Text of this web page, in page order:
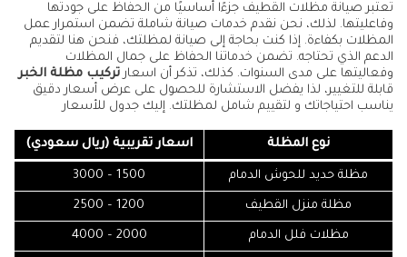
تعتبر صيانة مظلات القطيف جزءًا أساسيًا من الحفاظ على جودتها
وفاعليتها. لذلك، نحن نقدم خدمات صيانة شاملة تضمن استمرار عمل
المظلات بكفاءة. إذا كنت بحاجة إلى صيانة لمظلتك، فنحن هنا لتقديم
الدعم الذي تحتاجه. تضمن خدماتنا الحفاظ على جمال المظلات
وفعاليتها على مدى السنوات. كذلك، تذكر أن اسعار تركيب مظلة الخبر
قابلة للتغيير، لذا يفضل الاستشارة للحصول على عرض أسعار دقيق
يناسب احتياجاتك و لتقييم شامل لمظلتك. إليك جدول للأسعار
نوع المظلة اسعار تقريبية (ريال سعودي)
مظلة حديد للحوش الدمام 1500 – 3000
مظلة منزل القطيف 1200 – 2500
مظلات فلل الدمام 2000 – 4000